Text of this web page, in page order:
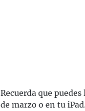
Recuerda que puedes
de marzo o en tu